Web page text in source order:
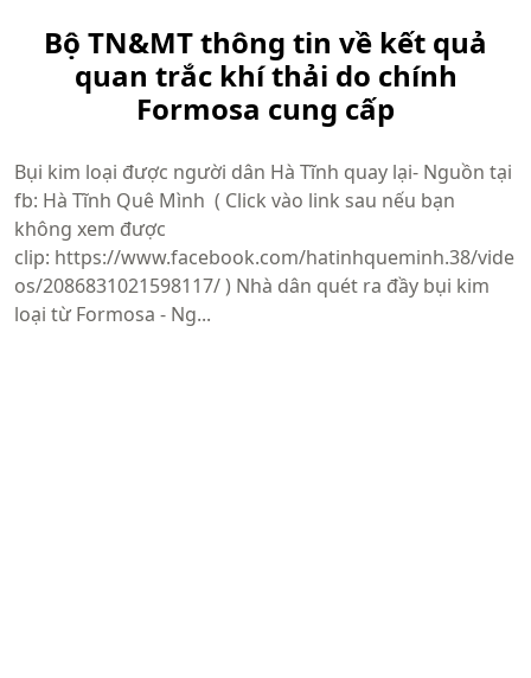
Bộ TN&MT thông tin về kết quả
quan trắc khí thải do chính
Formosa cung cấp
Bụi kim loại được người dân Hà Tĩnh quay lại- Nguồn tại
fb: Hà Tĩnh Quê Mình ( Click vào link sau nếu bạn
không xem được
clip: https://www.facebook.com/hatinhqueminh.38/vide
os/2086831021598117/ ) Nhà dân quét ra đầy bụi kim
loại từ Formosa - Ng...